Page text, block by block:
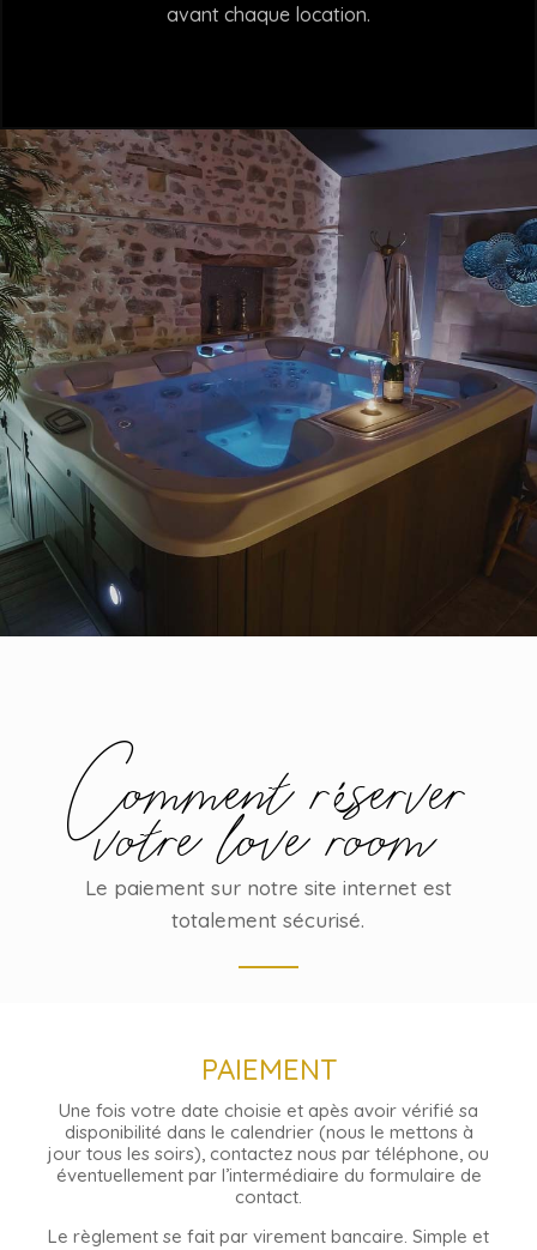
avant chaque location.
Comment réserver
votre love room
Le paiement sur notre site internet est
totalement sécurisé.
PAIEMENT
Une fois votre date choisie et apès avoir vérifié sa
disponibilité dans le calendrier (nous le mettons à
jour tous les soirs), contactez nous par téléphone, ou
éventuellement par l’intermédiaire du formulaire de
contact.
Le règlement se fait par virement bancaire. Simple et